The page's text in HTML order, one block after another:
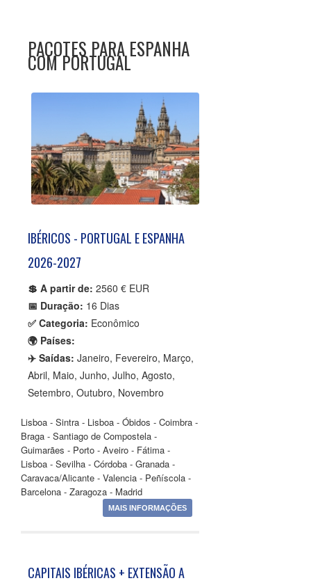
PACOTES PARA ESPANHA
COM PORTUGAL
IBÉRICOS - PORTUGAL E ESPANHA
2026-2027
💲 A partir de: 2560 € EUR
📅 Duração: 16 Dias
✅ Categoria: Econômico
🌍 Países:
✈️ Saídas: Janeiro, Fevereiro, Março,
Abril, Maio, Junho, Julho, Agosto,
Setembro, Outubro, Novembro
Lisboa - Sintra - Lisboa - Óbidos - Coimbra -
Braga - Santiago de Compostela -
Guimarães - Porto - Aveiro - Fátima -
Lisboa - Sevilha - Córdoba - Granada -
Caravaca/Alicante - Valencia - Peñíscola -
Barcelona - Zaragoza - Madrid
MAIS INFORMAÇÕES
CAPITAIS IBÉRICAS + EXTENSÃO A